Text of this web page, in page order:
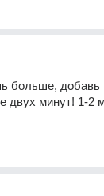
больше, добавь
двух минут! 1-2